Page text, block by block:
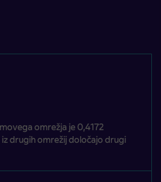
omrežja je 0,4172
iz drugih omrežij določajo drugi